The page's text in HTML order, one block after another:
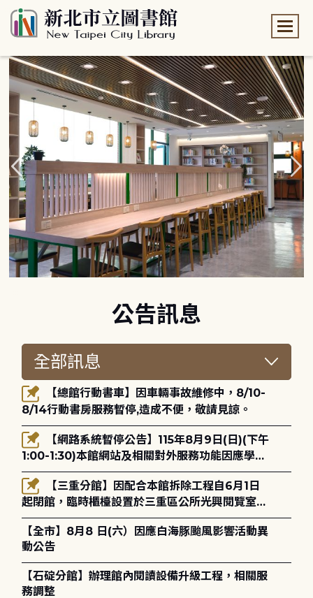
公告訊息
8/14行動書房服務暫停,造成不便，敬請見諒。
1:00-1:30)本館網站及相關對外服務功能因應學術
網路升級更新將暫停服務。
起閉館，臨時櫃檯設置於三重區公所光興閱覽室，
造成不便，敬請見諒。
【全市】8月8 日(六）因應白海豚颱風影響活動異
動公告
【石碇分館】辦理館內閱讀設備升級工程，相關服
務調整